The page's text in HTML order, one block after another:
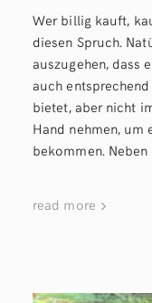
Wer billig kauft,
diesen Spruch.
auszugehen, dass
auch
bietet, aber nicht
Hand nehmen, um
bekommen. Neben
read more